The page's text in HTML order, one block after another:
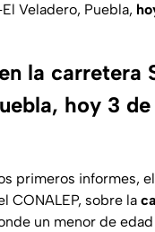
Veladero, Puebla,
la carretera
hoy 3
primeros informes,
CONALEP, sobre la
un menor de